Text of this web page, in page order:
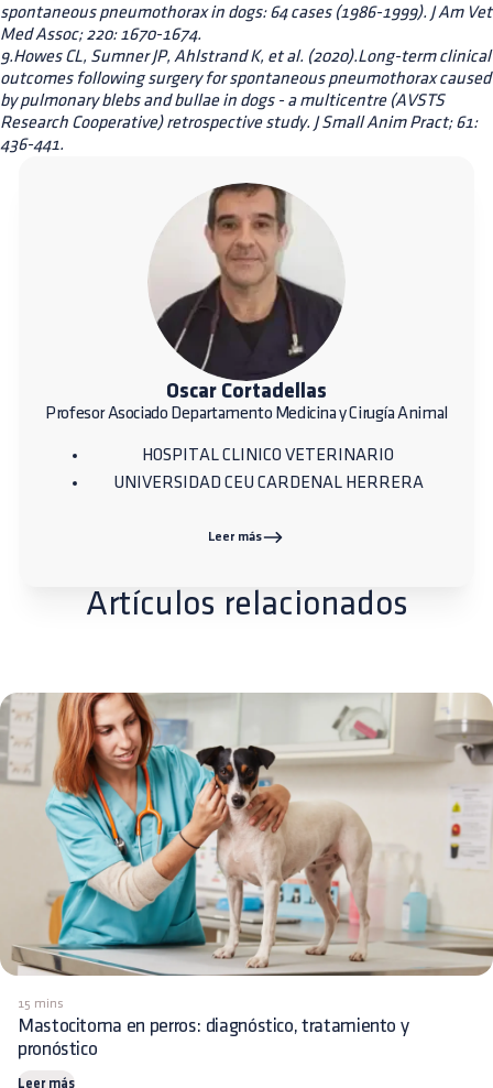
spontaneous pneumothorax in dogs: 64 cases (1986-1999). J Am Vet
Med Assoc; 220: 1670-1674.
9.Howes CL, Sumner JP, Ahlstrand K, et al. (2020).Long-term clinical
outcomes following surgery for spontaneous pneumothorax caused
by pulmonary blebs and bullae in dogs - a multicentre (AVSTS
Research Cooperative) retrospective study. J Small Anim Pract; 61:
436-441.
Oscar Cortadellas
Profesor Asociado Departamento Medicina y Cirugía Animal
HOSPITAL CLINICO VETERINARIO
UNIVERSIDAD CEU CARDENAL HERRERA
Leer más
Artículos relacionados
15 mins
Mastocitoma en perros: diagnóstico, tratamiento y
pronóstico
Leer más